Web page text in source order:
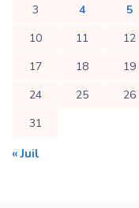
3
4 5
10
11 12
17
18 19
24
25 26
31
« Juil